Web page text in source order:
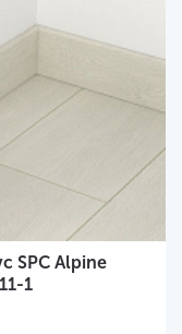
SPC Alpine
1